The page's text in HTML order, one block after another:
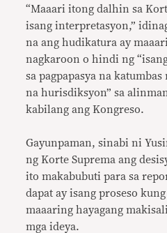
“Maaari itong dalhin sa
isang interpretasyon,”
na ang hudikatura ay
nagkaroon o hindi ng
sa pagpapasya na
na hurisdiksyon” sa
kabilang ang Kongreso.
Gayunpaman, sinabi ni
ng Korte Suprema ang
ito makabubuti para sa
dapat ay isang proseso
maaaring hayagang
mga ideya.